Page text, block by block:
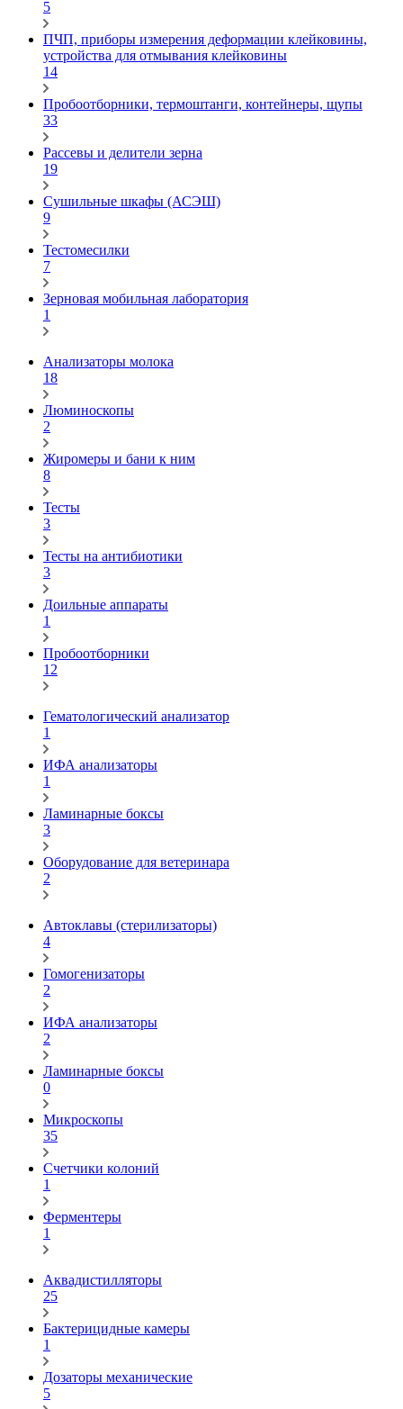
5
ПЧП, приборы измерения деформации клейковины,
устройства для отмывания клейковины
14
Пробоотборники, термоштанги, контейнеры, щупы
33
Рассевы и делители зерна
19
Сушильные шкафы (АСЭШ)
9
Тестомесилки
7
Зерновая мобильная лаборатория
1
Анализаторы молока
18
Люминоскопы
2
Жиромеры и бани к ним
8
Тесты
3
Тесты на антибиотики
3
Доильные аппараты
1
Пробоотборники
12
Гематологический анализатор
1
ИФА анализаторы
1
Ламинарные боксы
3
Оборудование для ветеринара
2
Автоклавы (стерилизаторы)
4
Гомогенизаторы
2
ИФА анализаторы
2
Ламинарные боксы
0
Микроскопы
35
Счетчики колоний
1
Ферментеры
1
Аквадистилляторы
25
Бактерицидные камеры
1
Дозаторы механические
5